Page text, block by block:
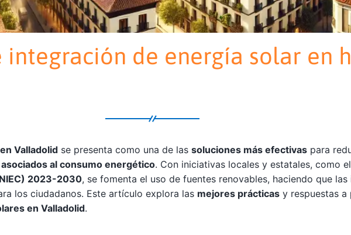
integración de energía solar en
Valladolid se presenta como una de las soluciones más efectivas para
al consumo energético. Con iniciativas locales y estatales, como el
2023-2030, se fomenta el uso de fuentes renovables, haciendo que las
los ciudadanos. Este artículo explora las mejores prácticas y respuestas a
en Valladolid.